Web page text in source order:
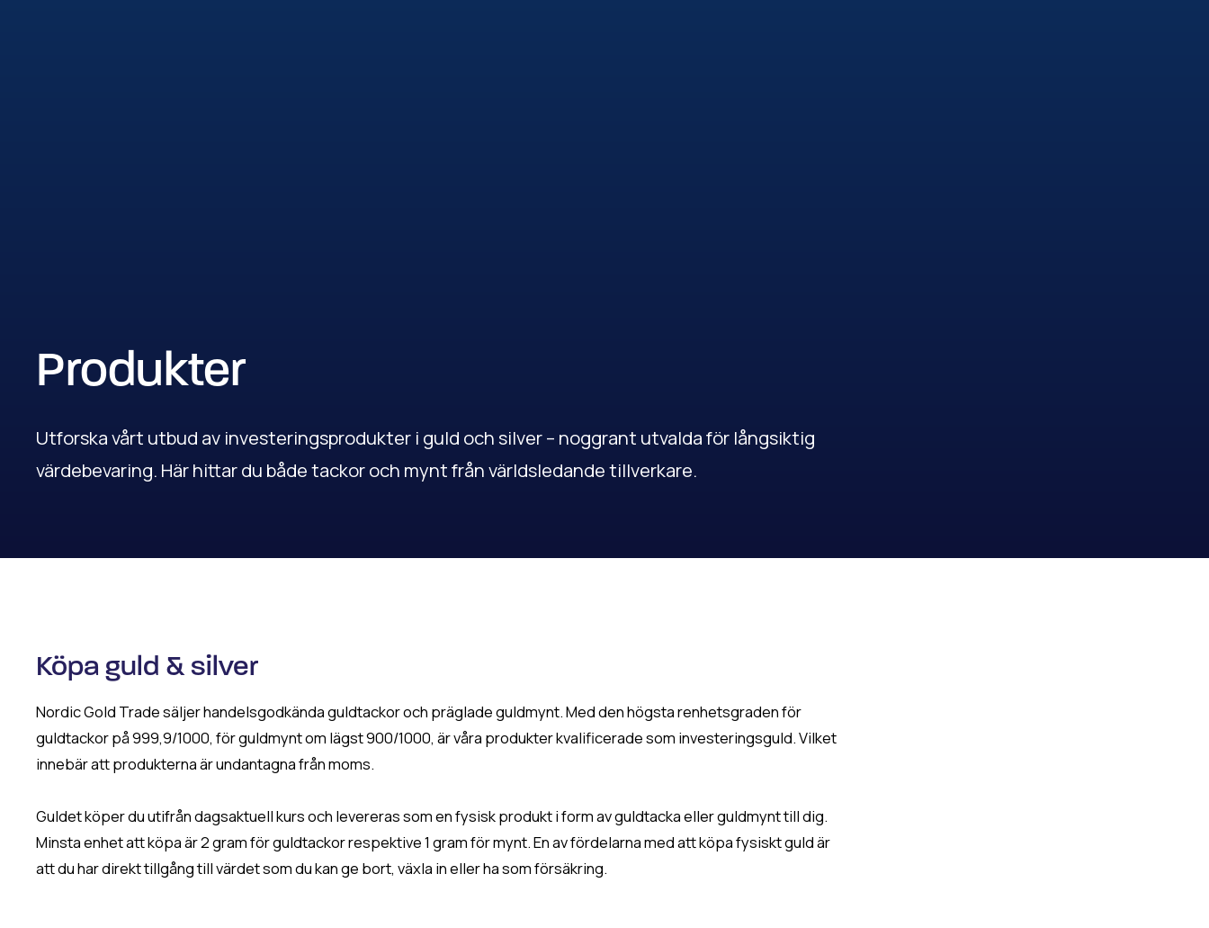
Produkter
Utforska vårt utbud av investeringsprodukter i guld och silver – noggrant utvalda för långsiktig
värdebevaring. Här hittar du både tackor och mynt från världsledande tillverkare.
Köpa guld & silver
Nordic Gold Trade säljer handelsgodkända guldtackor och präglade guldmynt. Med den högsta renhetsgraden för
guldtackor på 999,9/1000, för guldmynt om lägst 900/1000, är våra produkter kvalificerade som investeringsguld. Vilket
innebär att produkterna är undantagna från moms.
Guldet köper du utifrån dagsaktuell kurs och levereras som en fysisk produkt i form av guldtacka eller guldmynt till dig.
Minsta enhet att köpa är 2 gram för guldtackor respektive 1 gram för mynt. En av fördelarna med att köpa fysiskt guld är
att du har direkt tillgång till värdet som du kan ge bort, växla in eller ha som försäkring.